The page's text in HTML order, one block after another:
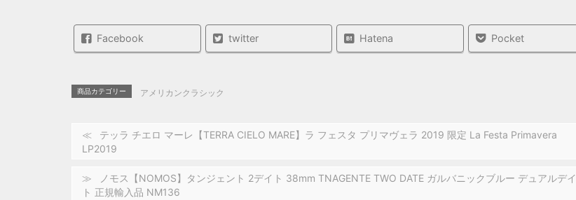
Facebook twitter Hatena Pocket
商品カテゴリー アメリカンクラシック
テッラ チエロ マーレ【TERRA CIELO MARE】ラ フェスタ プリマヴェラ 2019 限定 La Festa Primavera
LP2019
ノモス【NOMOS】タンジェント 2デイト 38mm TNAGENTE TWO DATE ガルバニックブルー デュアルデイ
ト 正規輸入品 NM136